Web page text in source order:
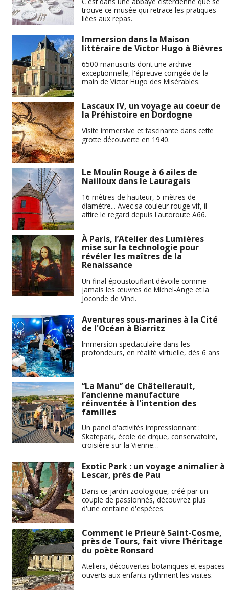
trouve ce musée qui retrace les pratiques
liées aux repas.
Immersion dans la Maison
littéraire de Victor Hugo à Bièvres
6500 manuscrits dont une archive
exceptionnelle, l'épreuve corrigée de la
main de Victor Hugo des Misérables.
Lascaux IV, un voyage au coeur de
la Préhistoire en Dordogne
Visite immersive et fascinante dans cette
grotte découverte en 1940.
Le Moulin Rouge à 6 ailes de
Nailloux dans le Lauragais
16 mètres de hauteur, 5 mètres de
diamètre... Avec sa couleur rouge vif, il
attire le regard depuis l'autoroute A66.
À Paris, l’Atelier des Lumières
mise sur la technologie pour
révéler les maîtres de la
Renaissance
Un final époustouflant dévoile comme
jamais les œuvres de Michel-Ange et la
Joconde de Vinci.
Aventures sous-marines à la Cité
de l'Océan à Biarritz
Immersion spectaculaire dans les
profondeurs, en réalité virtuelle, dès 6 ans
‘‘La Manu’’ de Châtellerault,
l’ancienne manufacture
réinventée à l'intention des
familles
Un panel d'activités impressionnant :
Skatepark, école de cirque, conservatoire,
croisière sur la Vienne…
Exotic Park : un voyage animalier à
Lescar, près de Pau
Dans ce jardin zoologique, créé par un
couple de passionnés, découvrez plus
d'une centaine d'espèces.
Comment le Prieuré Saint‑Cosme,
près de Tours, fait vivre l’héritage
du poète Ronsard
Ateliers, découvertes botaniques et espaces
ouverts aux enfants rythment les visites.